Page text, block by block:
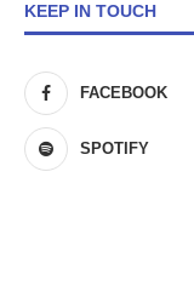
KEEP IN TOUCH
FACEBOOK
SPOTIFY